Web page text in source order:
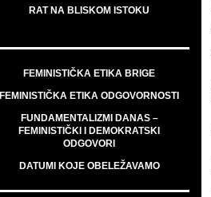
RAT NA BLISKOM ISTOKU
FEMINISTIČKA ETIKA BRIGE
FEMINISTIČKA ETIKA ODGOVORNOSTI
FUNDAMENTALIZMI DANAS –
FEMINISTIČKI I DEMOKRATSKI
ODGOVORI
DATUMI KOJE OBELEŽAVAMO